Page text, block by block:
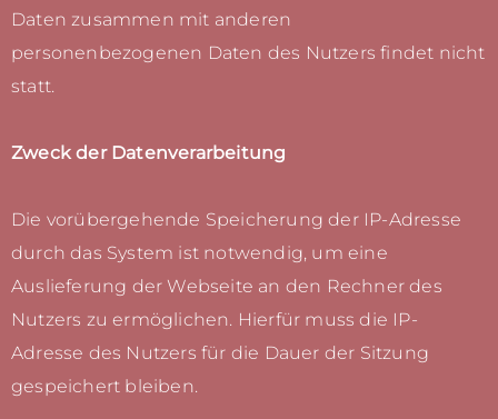
Daten zusammen mit anderen
personenbezogenen Daten des Nutzers findet nicht
statt.
Zweck der Datenverarbeitung
Die vorübergehende Speicherung der IP-Adresse
durch das System ist notwendig, um eine
Auslieferung der Webseite an den Rechner des
Nutzers zu ermöglichen. Hierfür muss die IP-
Adresse des Nutzers für die Dauer der Sitzung
gespeichert bleiben.